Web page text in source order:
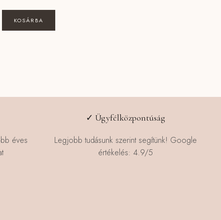
KOSÁRBA
éves
✓ Ügyfélközpontúság
Legjobb tudásunk szerint segítünk! Google
értékelés: 4.9/5